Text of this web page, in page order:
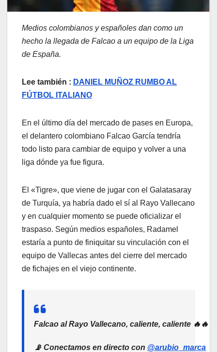
Medios colombianos y españoles dan como un
hecho la llegada de Falcao a un equipo de la Liga
de España.
Lee también : DANIEL MUÑOZ RUMBO AL
FÚTBOL ITALIANO
En el último día del mercado de pases en Europa,
el delantero colombiano Falcao García tendría
todo listo para cambiar de equipo y volver a una
liga dónde ya fue figura.
El «Tigre», que viene de jugar con el Galatasaray
de Turquía, ya habría dado el sí al Rayo Vallecano
y en cualquier momento se puede oficializar el
traspaso. Según medios españoles, Radamel
estaría a punto de finiquitar su vinculación con el
equipo de Vallecas antes del cierre del mercado
de fichajes en el viejo continente.
Falcao al Rayo Vallecano, caliente, caliente 🔥🔥
📡 Conectamos en directo con @arubio_marca